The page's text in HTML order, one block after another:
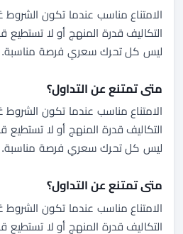
الامتناع مناسب عندما تكون الشروط
التكاليف قدرة المنهج أو لا تستطيع
ليس كل تحرك سعري فرصة مناسبة.
متى تمتنع عن التداول؟
الامتناع مناسب عندما تكون الشروط
التكاليف قدرة المنهج أو لا تستطيع
ليس كل تحرك سعري فرصة مناسبة.
متى تمتنع عن التداول؟
الامتناع مناسب عندما تكون الشروط
التكاليف قدرة المنهج أو لا تستطيع